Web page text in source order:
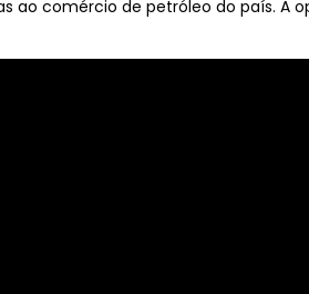
ao comércio de petróleo do país. A